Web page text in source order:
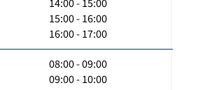
14:00 - 15:00
15:00 - 16:00
16:00 - 17:00
08:00 - 09:00
09:00 - 10:00